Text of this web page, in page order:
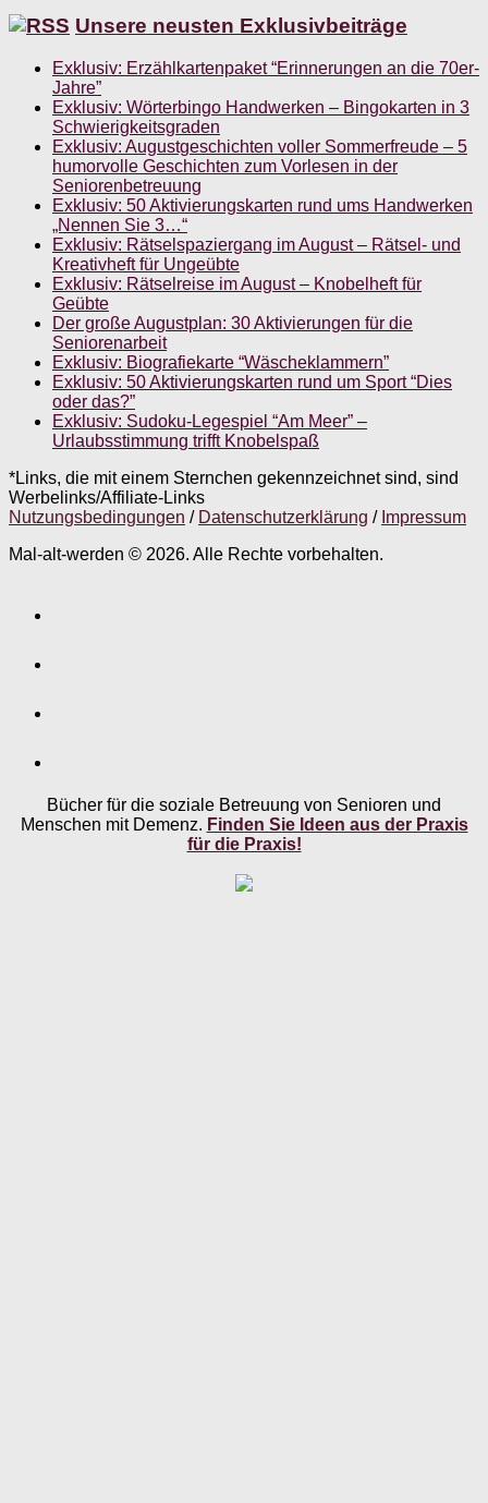
Unsere neusten Exklusivbeiträge
Exklusiv: Erzählkartenpaket “Erinnerungen an die 70er-
Jahre”
Exklusiv: Wörterbingo Handwerken – Bingokarten in 3
Schwierigkeitsgraden
Exklusiv: Augustgeschichten voller Sommerfreude – 5
humorvolle Geschichten zum Vorlesen in der
Seniorenbetreuung
Exklusiv: 50 Aktivierungskarten rund ums Handwerken
„Nennen Sie 3…“
Exklusiv: Rätselspaziergang im August – Rätsel- und
Kreativheft für Ungeübte
Exklusiv: Rätselreise im August – Knobelheft für
Geübte
Der große Augustplan: 30 Aktivierungen für die
Seniorenarbeit
Exklusiv: Biografiekarte “Wäscheklammern”
Exklusiv: 50 Aktivierungskarten rund um Sport “Dies
oder das?”
Exklusiv: Sudoku-Legespiel “Am Meer” –
Urlaubsstimmung trifft Knobelspaß
*Links, die mit einem Sternchen gekennzeichnet sind, sind
Werbelinks/Affiliate-Links
Nutzungsbedingungen / Datenschutzerklärung / Impressum
Mal-alt-werden © 2026. Alle Rechte vorbehalten.
Bücher für die soziale Betreuung von Senioren und
Menschen mit Demenz. Finden Sie Ideen aus der Praxis
für die Praxis!